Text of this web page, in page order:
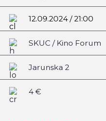
12.09.2024 / 21:00
SKUC / Kino Forum
Jarunska 2
4 €